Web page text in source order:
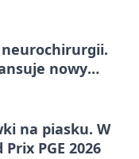
neurochirurgii.
nowy
na piasku. W
PGE 2026